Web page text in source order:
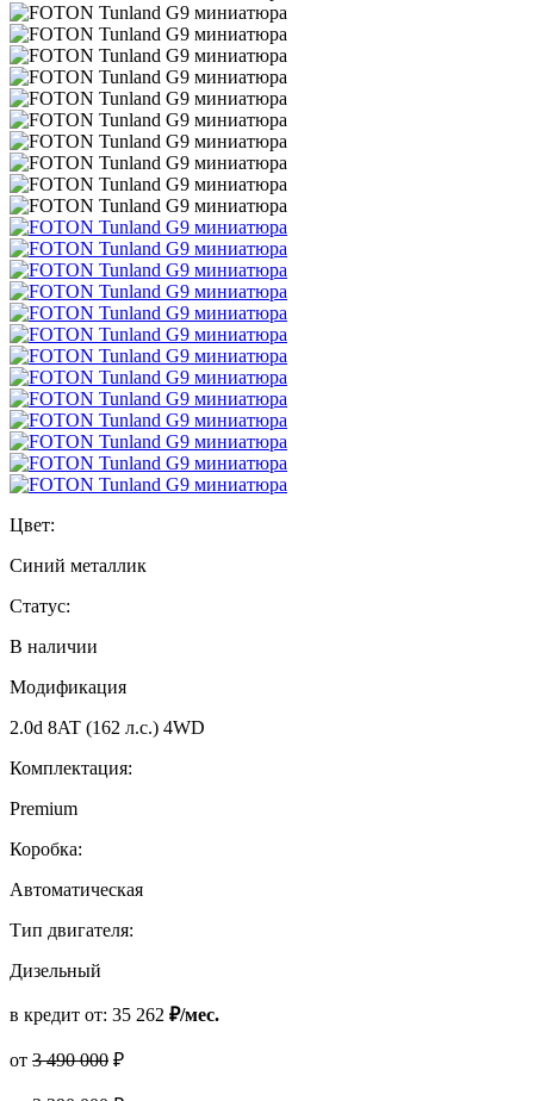
Цвет:
Синий металлик
Статус:
В наличии
Модификация
2.0d 8AT (162 л.с.) 4WD
Комплектация:
Premium
Коробка:
Автоматическая
Тип двигателя:
Дизельный
в кредит от: 35 262 ₽/мес.
от 3 490 000 ₽